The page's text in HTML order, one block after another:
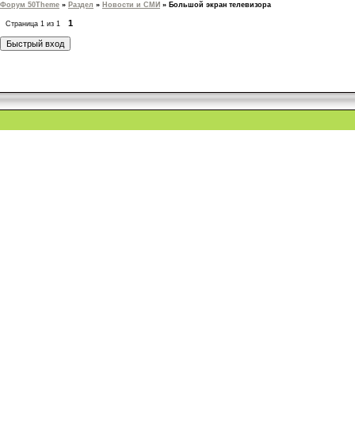
Форум 50Theme » Раздел » Новости и СМИ » Большой экран телевизора
Страница 1 из 1 1